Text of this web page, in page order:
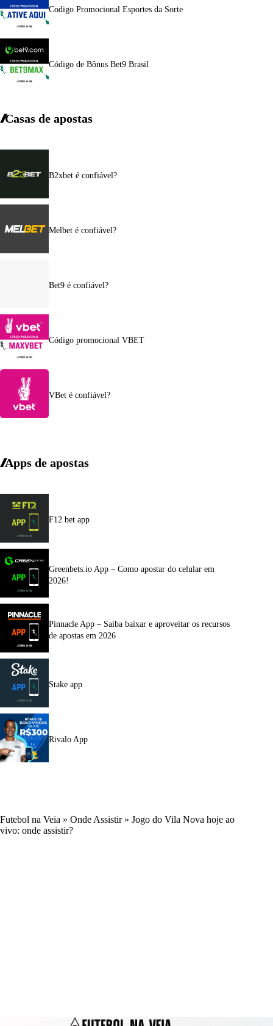
Codigo Promocional Esportes da Sorte
Código de Bônus Bet9 Brasil
Casas de apostas
B2xbet é confiável?
Melbet é confiável?
Bet9 é confiável?
Código promocional VBET
VBet é confiável?
Apps de apostas
F12 bet app
Greenbets.io App – Como apostar do celular em
2026!
Pinnacle App – Saiba baixar e aproveitar os recursos
de apostas em 2026
Stake app
Rivalo App
Futebol na Veia » Onde Assistir» Jogo do Vila Nova hoje ao
vivo: onde assistir?